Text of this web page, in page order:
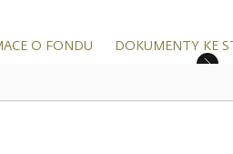
O FONDU DOKUMENTY KE